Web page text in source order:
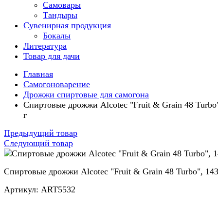
Самовары
Тандыры
Сувенирная продукция
Бокалы
Литература
Товар для дачи
Главная
Самогоноварение
Дрожжи спиртовые для самогона
Спиртовые дрожжи Alcotec "Fruit & Grain 48
г
Предыдущий товар
Следующий товар
Спиртовые дрожжи Alcotec "Fruit & Grain 48 Turbo",
Артикул: ART5532